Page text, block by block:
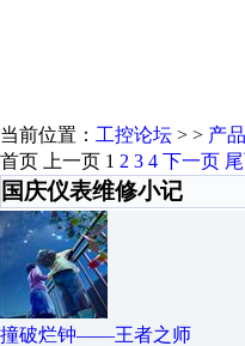
当前位置： 工控论坛 > > 产品
首页 上一页 1 2 3 4 下一页
国庆仪表维修小记
撞破烂钟——王者之师